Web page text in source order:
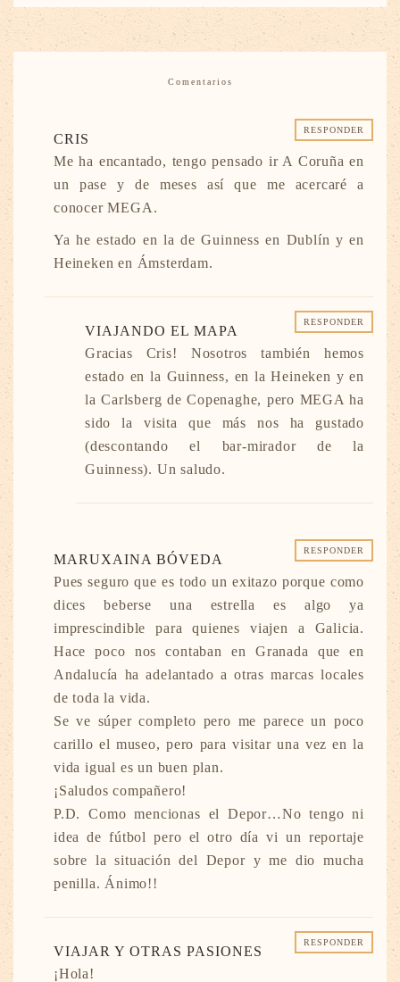
Comentarios
RESPONDER
CRIS
Me ha encantado, tengo pensado ir A Coruña en
un pase y de meses así que me acercaré a
conocer MEGA.
Ya he estado en la de Guinness en Dublín y en
Heineken en Ámsterdam.
RESPONDER
VIAJANDO EL MAPA
Gracias Cris! Nosotros también hemos
estado en la Guinness, en la Heineken y en
la Carlsberg de Copenaghe, pero MEGA ha
sido la visita que más nos ha gustado
(descontando el bar-mirador de la
Guinness). Un saludo.
RESPONDER
MARUXAINA BÓVEDA
Pues seguro que es todo un exitazo porque como
dices beberse una estrella es algo ya
imprescindible para quienes viajen a Galicia.
Hace poco nos contaban en Granada que en
Andalucía ha adelantado a otras marcas locales
de toda la vida.
Se ve súper completo pero me parece un poco
carillo el museo, pero para visitar una vez en la
vida igual es un buen plan.
¡Saludos compañero!
P.D. Como mencionas el Depor…No tengo ni
idea de fútbol pero el otro día vi un reportaje
sobre la situación del Depor y me dio mucha
penilla. Ánimo!!
RESPONDER
VIAJAR Y OTRAS PASIONES
¡Hola!